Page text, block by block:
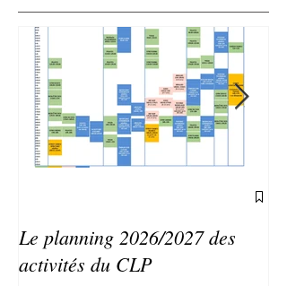
Le planning 2026/2027 des
activités du CLP